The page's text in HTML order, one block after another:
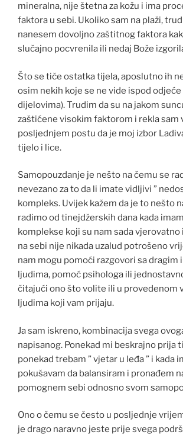
mineralna, nije štetna za kožu i ima
faktora u sebi. Ukoliko sam na plaži,
nanesem dovoljno zaštitnog faktora
slučajno pocvrenila ili nedaj Bože
Što se tiče ostatka tijela, aposlutno ih
osim nekih koje se ne vide ispod
dijelovima). Trudim da su na jakom
zaštićene visokim faktorom i rekla sam
posljednjem postu da je moj izbor
tijelo i lice.
Samopouzdanje je nešto na čemu se
nevezano za to da li imate vidljivi ”
kompleks. Uvijek kažem da je to nešto
radimo od tinejdžerskih dana kada
komplekse koji su nam sada vjerovatno
na sebi nije nikada uzalud potrošeno
nam mogu pomoći razgovori sa dragim
ljudima, pomoć psihologa ili
čitajući ono što volite ili u provedenom
ljudima koji vam prijaju.
Ja sam iskreno, kombinacija svega
napisanog. Ponekad mi beskrajno prija
ponekad trebam ” vjetar u leđa ” i kada
pokušavam da balansiram i pronađem
pomognem sebi odnosno svom
Ono o čemu se često u posljednje
je drago naravno jeste prije svega